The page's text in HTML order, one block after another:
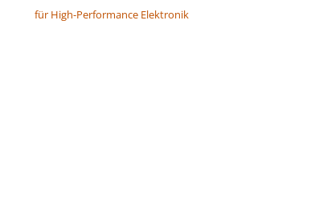
für High-Performance Elektronik